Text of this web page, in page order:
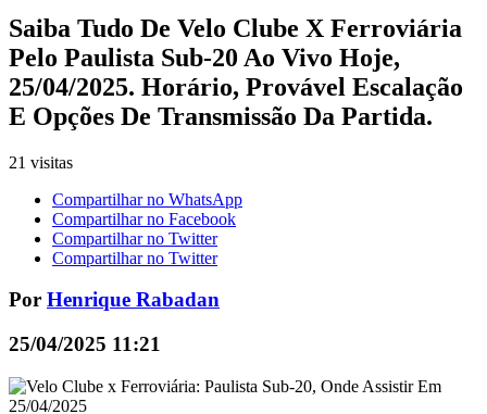
Saiba Tudo De Velo Clube X Ferroviária
Pelo Paulista Sub-20 Ao Vivo Hoje,
25/04/2025. Horário, Provável Escalação
E Opções De Transmissão Da Partida.
21 visitas
Compartilhar no WhatsApp
Compartilhar no Facebook
Compartilhar no Twitter
Compartilhar no Twitter
Por Henrique Rabadan
25/04/2025 11:21